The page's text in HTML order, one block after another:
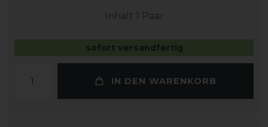
Inhalt 1 Paar
sofort versandfertig
IN DEN WARENKORB